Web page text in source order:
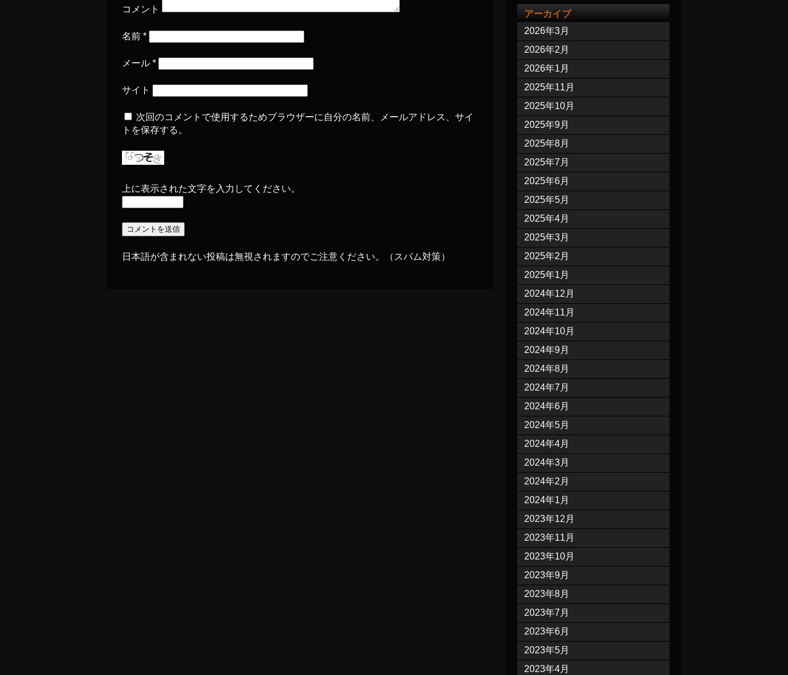
コメント
名前 *
メール *
サイト
次回のコメントで使用するためブラウザーに自分の名前、メールアドレス、サイ
トを保存する。
上に表示された文字を入力してください。
日本語が含まれない投稿は無視されますのでご注意ください。（スパム対策）
アーカイブ
2026年3月
2026年2月
2026年1月
2025年11月
2025年10月
2025年9月
2025年8月
2025年7月
2025年6月
2025年5月
2025年4月
2025年3月
2025年2月
2025年1月
2024年12月
2024年11月
2024年10月
2024年9月
2024年8月
2024年7月
2024年6月
2024年5月
2024年4月
2024年3月
2024年2月
2024年1月
2023年12月
2023年11月
2023年10月
2023年9月
2023年8月
2023年7月
2023年6月
2023年5月
2023年4月